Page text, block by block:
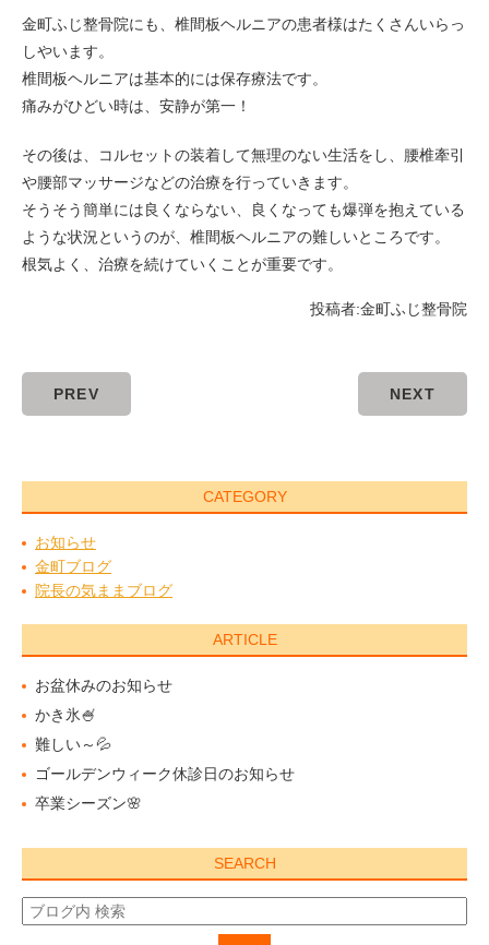
金町ふじ整骨院にも、椎間板ヘルニアの患者様はたくさんいらっ
しやいます。
椎間板ヘルニアは基本的には保存療法です。
痛みがひどい時は、安静が第一！
その後は、コルセットの装着して無理のない生活をし、腰椎牽引
や腰部マッサージなどの治療を行っていきます。
そうそう簡単には良くならない、良くなっても爆弾を抱えている
ような状況というのが、椎間板ヘルニアの難しいところです。
根気よく、治療を続けていくことが重要です。
投稿者:金町ふじ整骨院
PREV NEXT
CATEGORY
お知らせ
金町ブログ
院長の気ままブログ
ARTICLE
お盆休みのお知らせ
かき氷🍧
難しい～💦
ゴールデンウィーク休診日のお知らせ
卒業シーズン🌸
SEARCH